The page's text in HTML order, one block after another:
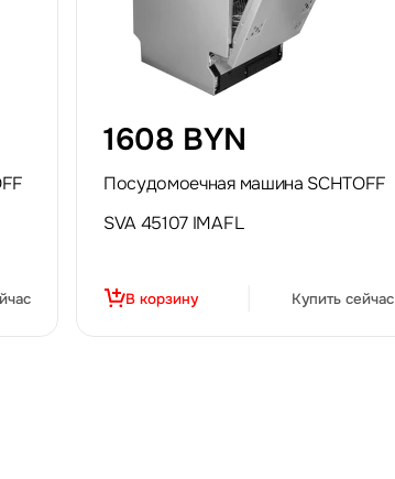
1608 BYN
Посудомоечная машина SCHTOFF
SVA 45107 IMAFL
В корзину Купить сейчас